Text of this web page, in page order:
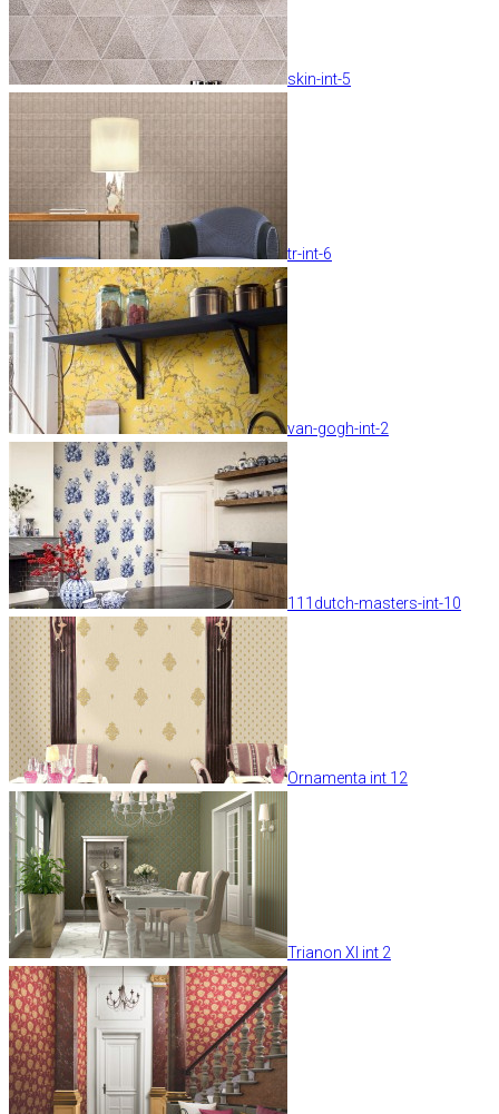
skin-int-5
tr-int-6
van-gogh-int-2
111dutch-masters-int-10
Ornamenta int 12
Trianon XI int 2